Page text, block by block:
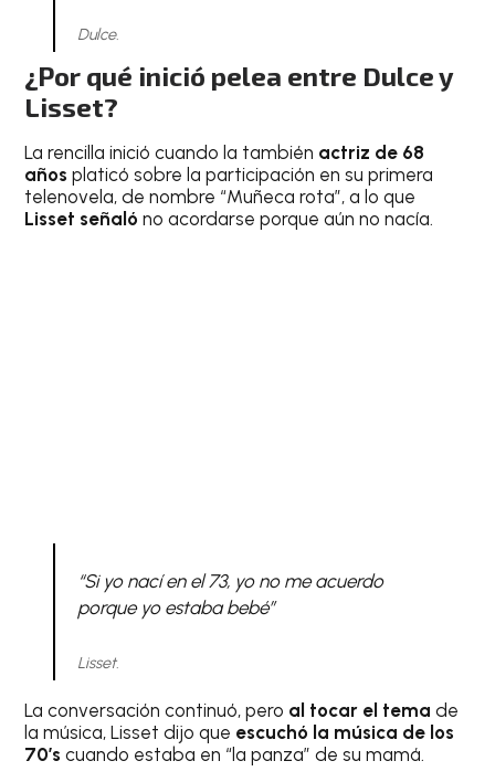
Dulce.
¿Por qué inició pelea entre Dulce y
Lisset?
La rencilla inició cuando la también actriz de 68
años platicó sobre la participación en su primera
telenovela, de nombre “Muñeca rota”, a lo que
Lisset señaló no acordarse porque aún no nacía.
“Si yo nací en el 73, yo no me acuerdo
porque yo estaba bebé”
Lisset.
La conversación continuó, pero al tocar el tema de
la música, Lisset dijo que escuchó la música de los
70’s cuando estaba en “la panza” de su mamá.